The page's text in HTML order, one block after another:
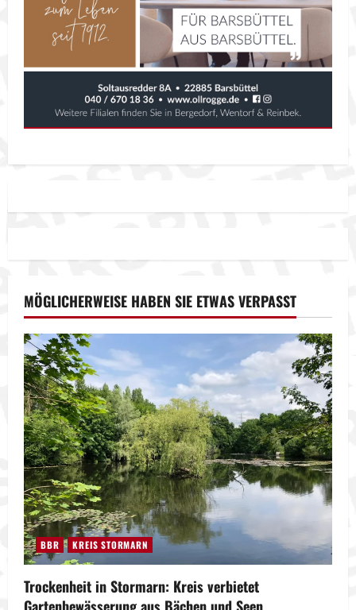
MÖGLICHERWEISE HABEN SIE ETWAS VERPASST
BBR KREIS STORMARN
Trockenheit in Stormarn: Kreis verbietet
Gartenbewässerung aus Bächen und Seen